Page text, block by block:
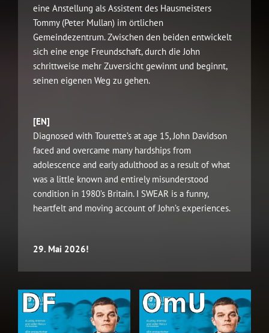
eine Anstellung als Assistent des Hausmeisters
Tommy (Peter Mullan) im örtlichen
Gemeindezentrum. Zwischen den beiden entwickelt
sich eine enge Freundschaft, durch die John
schrittweise mehr Zuversicht gewinnt und beginnt,
seinen eigenen Weg zu gehen.
[EN]
Diagnosed with Tourette’s at age 15, John Davidson
faced and overcame many hardships from
adolescence and early adulthood as a result of what
was a little known and entirely misunderstood
condition in 1980’s Britain. I SWEAR is a funny,
heartfelt and moving account of John’s experiences.
29. Mai 2026!